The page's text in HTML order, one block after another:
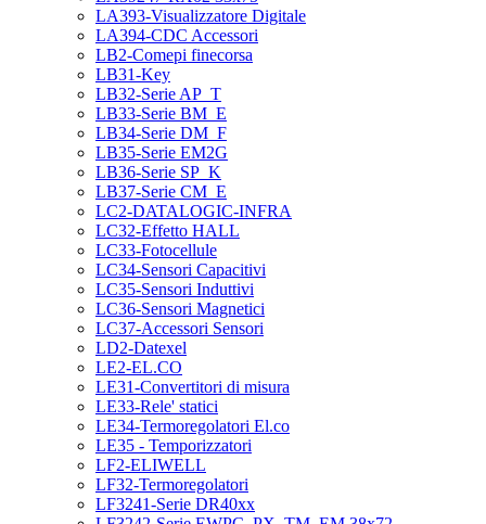
LA393-Visualizzatore Digitale
LA394-CDC Accessori
LB2-Comepi finecorsa
LB31-Key
LB32-Serie AP_T
LB33-Serie BM_E
LB34-Serie DM_F
LB35-Serie EM2G
LB36-Serie SP_K
LB37-Serie CM_E
LC2-DATALOGIC-INFRA
LC32-Effetto HALL
LC33-Fotocellule
LC34-Sensori Capacitivi
LC35-Sensori Induttivi
LC36-Sensori Magnetici
LC37-Accessori Sensori
LD2-Datexel
LE2-EL.CO
LE31-Convertitori di misura
LE33-Rele' statici
LE34-Termoregolatori El.co
LE35 - Temporizzatori
LF2-ELIWELL
LF32-Termoregolatori
LF3241-Serie DR40xx